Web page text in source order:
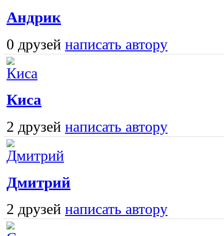
Андрик
0 друзей написать автору
Киса
2 друзей написать автору
Дмитрий
2 друзей написать автору